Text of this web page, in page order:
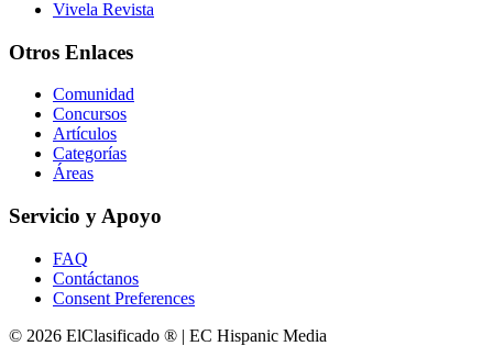
Vivela Revista
Otros Enlaces
Comunidad
Concursos
Artículos
Categorías
Áreas
Servicio y Apoyo
FAQ
Contáctanos
Consent Preferences
© 2026 ElClasificado ® | EC Hispanic Media